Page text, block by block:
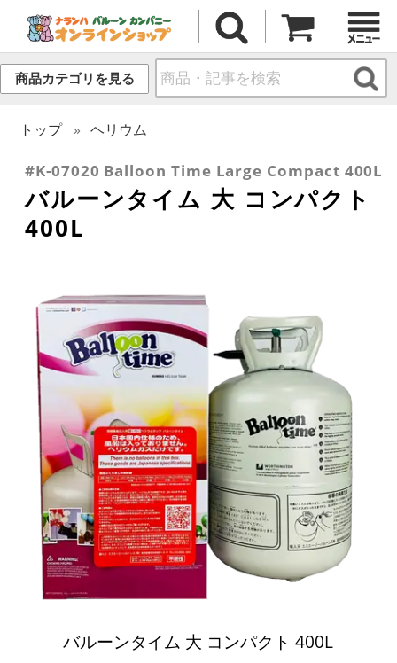
商品カテゴリを見る
トップ ヘリウム
#K-07020 Balloon Time Large Compact 400L
バルーンタイム 大 コンパクト
400L
バルーンタイム 大 コンパクト 400L